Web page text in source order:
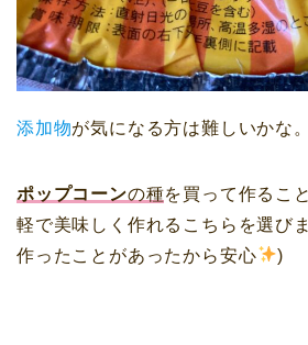
添加物が気になる方は難しいかな。
ポップコーンの種を買って作るこ
軽で美味しく作れるこちらを選び
作ったことがあったから安心
)